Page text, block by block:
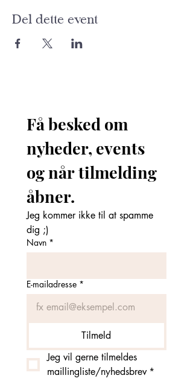
Del dette event
Få besked om
nyheder, events
og når tilmelding
Jeg kommer ikke til at spamme
dig ;)
Navn *
E-mailadresse *
Tilmeld
Jeg vil gerne tilmeldes
maillingliste/nyhedsbrev *